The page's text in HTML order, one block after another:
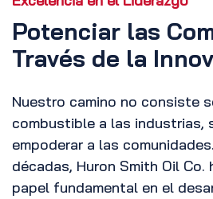
Potenciar las
Través de la
Nuestro camino no consiste
combustible a las industrias,
empoderar a las
décadas, Huron Smith Oil Co.
papel fundamental en el